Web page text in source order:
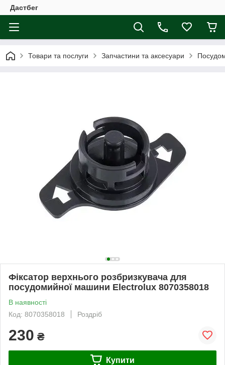
Дастбег
Товари та послуги Запчастини та аксесуари
Фіксатор верхнього розбризкувача для
посудомийної машини Electrolux 8070358018
В наявності
Код: 8070358018
Роздріб
230 ₴
Купити